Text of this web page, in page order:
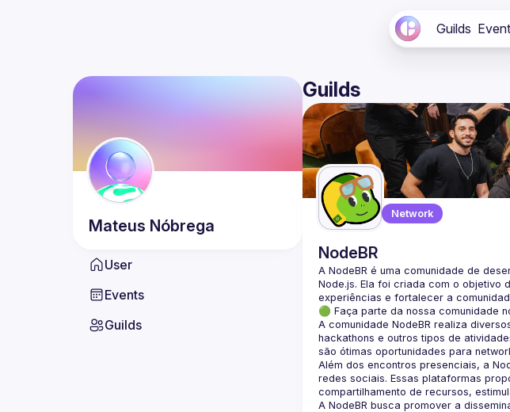
Guilds
Mateus Nóbrega
User
Events
Guilds
Guilds
Network
NodeBR
A NodeBR é uma comunidade de
Node.js. Ela foi criada com o objetivo
🟢 Faça parte da nossa comunidade
A comunidade NodeBR realiza
hackathons e outros tipos de
Além dos encontros presenciais, a
redes sociais. Essas plataformas
A NodeBR busca promover a